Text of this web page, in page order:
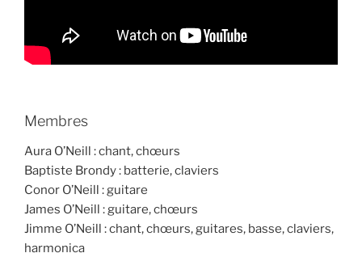
Membres
Aura O’Neill : chant, chœurs
Baptiste Brondy : batterie, claviers
Conor O’Neill : guitare
James O’Neill : guitare, chœurs
Jimme O’Neill : chant, chœurs, guitares, basse, claviers,
harmonica